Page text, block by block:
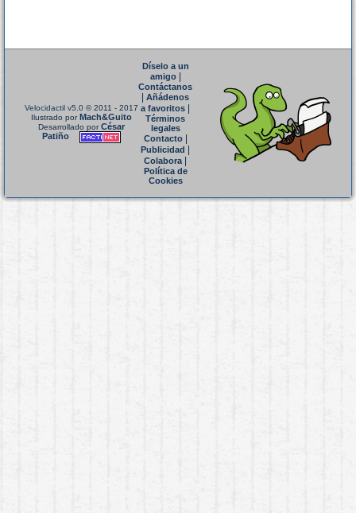
Velocidactil v5.0 © 2011 - 2017
Ilustrado porMach&Guito
Desarrollado porCésar
Patiño
Díselo a un
amigo|
Contáctanos
Añádenos
a favoritos
Términos
legales
Contacto|
Publicidad
Colabora|
Política de
Cookies